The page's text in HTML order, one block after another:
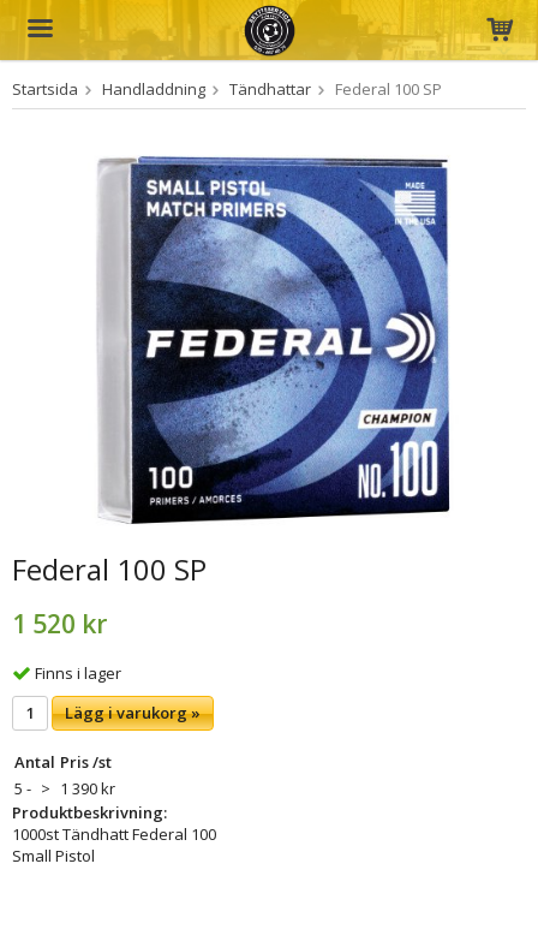
Produkten har blivit tillagd i varukorgen
Startsida Handladdning Tändhattar Federal 100 SP
Federal 100 SP
1 520 kr
Finns i lager
Lägg i varukorg »
Antal Pris /st
5 - > 1 390 kr
Produktbeskrivning:
1000st Tändhatt Federal 100
Small Pistol